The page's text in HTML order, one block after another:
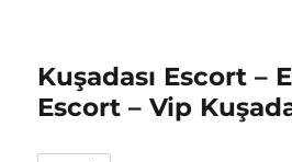
Kuşadası Escort –
Escort – Vip